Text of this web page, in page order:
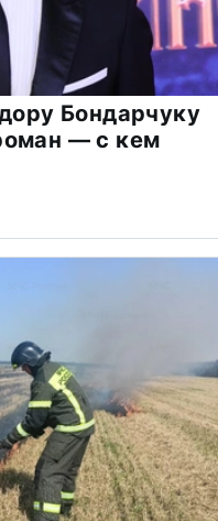
Бондарчуку
— с кем